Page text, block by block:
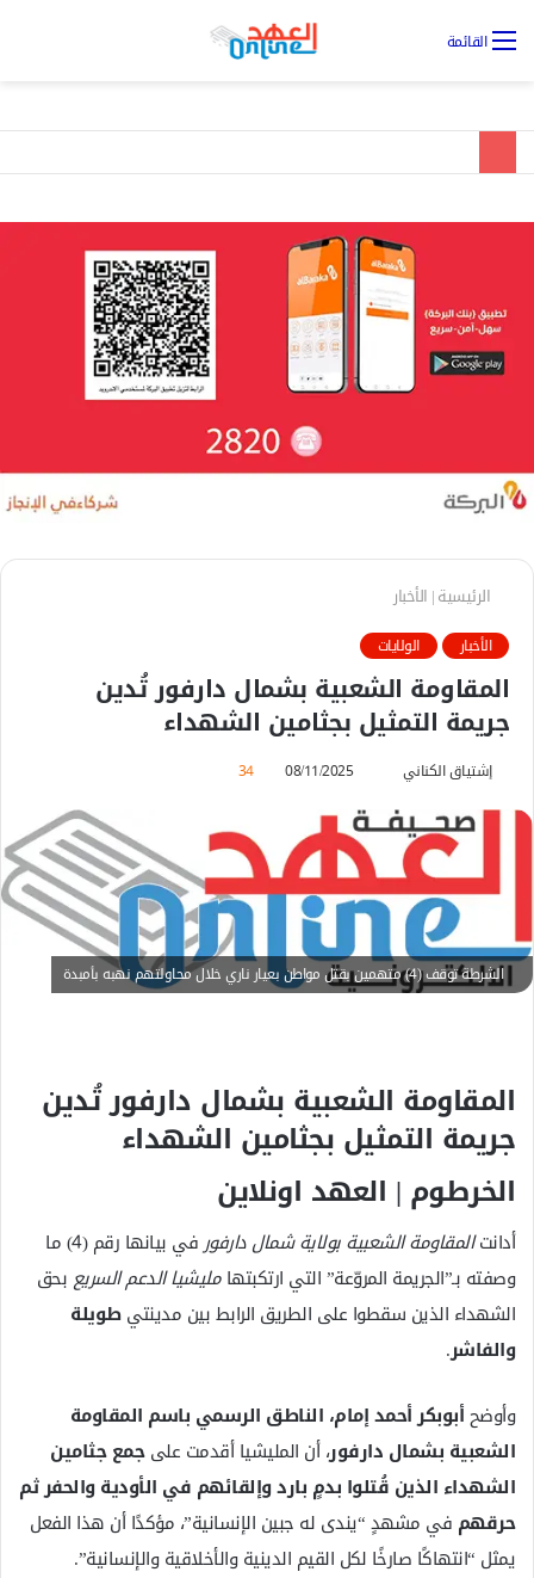
القائمة
الرئيسية| الأخبار
الأخبار الولايات
المقاومة الشعبية بشمال دارفور تُدين
جريمة التمثيل بجثامين الشهداء
إشتياق الكناني
س
ب
ر
د
ا
ك
ت
ر
ن
08/11/2025
34
الشرطة توقف (4) متهمين بقتل مواطن بعيار ناري خلال محاولتهم نهبه بأمبدة
المقاومة الشعبية بشمال دارفور تُدين
جريمة التمثيل بجثامين الشهداء
الخرطوم | العهد اونلاين
أدانتالمقاومة الشعبية بولاية شمال دارفور
في بيانها رقم (4) ما
وصفته بـ”الجريمة المروّعة” التي ارتكبتهامليشيا الدعم السريعبحق
الشهداء الذين سقطوا على الطريق الرابط بين مدينتيطويلة
والفاشر.
وأوضحأبوبكر أحمد إمام، الناطق الرسمي باسم المقاومة
الشعبية بشمال دارفور، أن المليشيا أقدمت علىجمع جثامين
الشهداء الذين قُتلوا بدمٍ بارد وإلقائهم في الأودية والحفر ثم
حرقهم في مشهدٍ “يندى له جبين الإنسانية”، مؤكدًا أن هذا الفعل
يمثل “انتهاكًا صارخًا لكل القيم الدينية والأخلاقية والإنسانية”.